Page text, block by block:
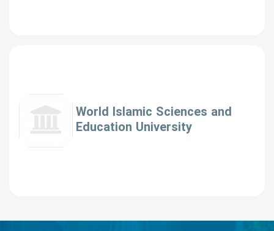
World Islamic Sciences and
Education University